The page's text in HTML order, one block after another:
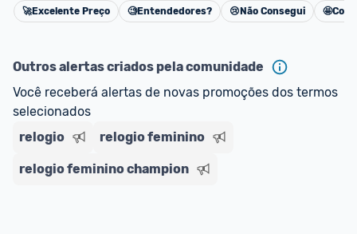
oferta do Promobit, ou de um vendedor Oficial
E lembre-se: você sempre pode contar ajuda da
comunidade para tirar dúvidas ou acionar os
nossos Admins marcando
comentário ou através do Fale com o Promobit.
Cancelar
🚀Excelente Preço 🧐Entendedores? 😢 Não Consegui 🤩
Outros alertas criados pela comunidade
Você receberá alertas de novas promoções dos termos
selecionados
relogio
relogio feminino
relogio feminino champion